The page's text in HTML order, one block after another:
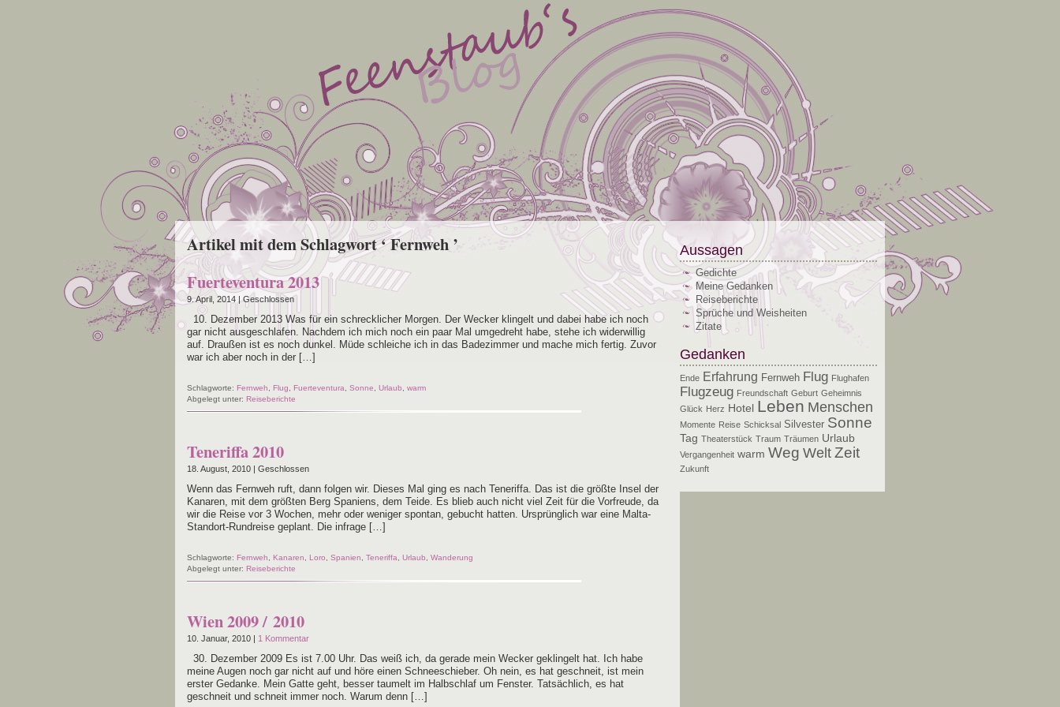
Artikel mit dem Schlagwort ‘ Fernweh ’
Fuerteventura 2013
9. April, 2014 |Geschlossen
10. Dezem­ber 2013 Was für ein schreck­li­cher Mor­gen. Der Wecker klin­gelt und dabei habe ich noch
gar nicht aus­ge­schla­fen. Nach­dem ich mich noch ein paar Mal umge­dreht habe, ste­he ich wider­wil­lig
auf. Drau­ßen ist es noch dun­kel. Müde schlei­che ich in das Bade­zim­mer und mache mich fer­tig. Zuvor
war ich aber noch in der […]
Schlagworte: Fernweh Flug Fuerteventura Sonne Urlaub
warm
Abgelegt unter: Reiseberichte
Teneriffa 2010
18. August, 2010 | Geschlossen
Wenn das Fern­weh ruft, dann fol­gen wir. Die­ses Mal ging es nach Tene­rif­fa. Das ist die größ­te Insel der
Kana­ren, mit dem größ­ten Berg Spa­ni­ens, dem Tei­de. Es blieb auch nicht viel Zeit für die Vor­freu­de, da
wir die Rei­se vor 3 Wochen, mehr oder weni­ger spon­tan, gebucht hat­ten. Ursprüng­lich war eine Mal­­ta-
Stan­d­ort-Run­d­­rei­­se geplant. Die infrage […]
Schlagworte: Fernweh Kanaren Loro Spanien Teneriffa Urlaub
Wanderung
Abgelegt unter: Reiseberichte
Wien 2009 / 2010
10. Januar, 2010 | 1 Kommentar
30. Dezem­ber 2009 Es ist 7.00 Uhr. Das weiß ich, da gera­de mein Wecker geklin­gelt hat. Ich habe
mei­ne Augen noch gar nicht auf und höre einen Schnee­schie­ber. Oh nein, es hat geschneit, ist mein
ers­ter Gedan­ke. Mein Gat­te geht, bes­ser tau­melt im Halb­schlaf um Fens­ter. Tat­säch­lich, es hat
geschneit und schneit immer noch. War­um denn […]
Aussagen
Gedichte
Meine Gedanken
Reiseberichte
Sprüche und Weisheiten
Zitate
Gedanken
Ende Erfahrung Fernweh Flug Flughafen
Flugzeug Freundschaft Geburt Geheimnis
Glück Herz Hotel Leben Menschen
Momente Reise Schicksal Silvester Sonne
Tag Theaterstück Traum Träumen Urlaub
Vergangenheit warm Weg Welt Zeit
Zukunft